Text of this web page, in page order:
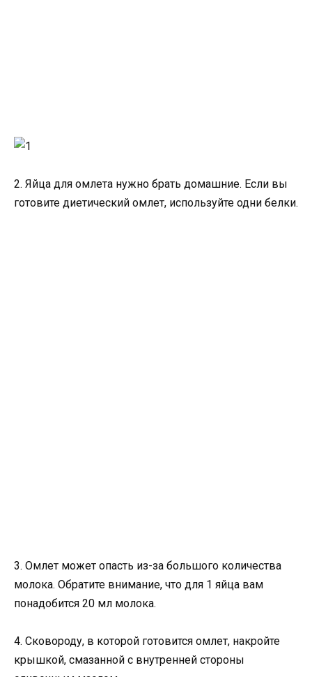
2. Яйца для омлета нужно брать домашние. Если вы
готовите диетический омлет, используйте одни белки.
3. Омлет может опасть из-за большого количества
молока. Обратите внимание, что для 1 яйца вам
понадобится 20 мл молока.
4. Сковороду, в которой готовится омлет, накройте
крышкой, смазанной с внутренней стороны